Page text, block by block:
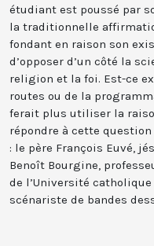
étudiant est poussé par
la traditionnelle
fondant en raison son
d’opposer d’un côté la
religion et la foi. Est-ce
routes ou de la
ferait plus utiliser la
répondre à cette
: le père François Euvé,
Benoît Bourgine,
de l’Université
scénariste de bandes